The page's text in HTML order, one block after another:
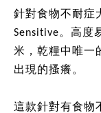
針對食物不耐症
Sensitive。高度
米，乾糧中唯一
出現的搔癢。
這款針對有食物